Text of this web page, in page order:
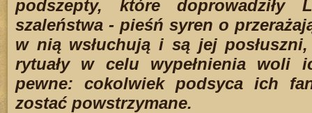
podszepty, które doprowadziły
szaleństwa - pieśń syren o
w nią wsłuchują i są jej
rytuały w celu wypełnienia woli
pewne: cokolwiek podsyca ich
zostać powstrzymane.